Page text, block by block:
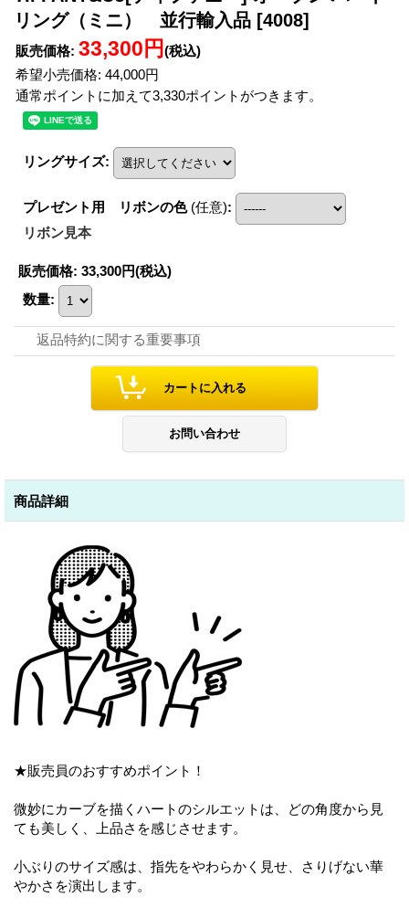
リング（ミニ） 並行輸入品 [4008]
販売価格: 33,300円 (税込)
希望小売価格: 44,000円
通常ポイントに加えて3,330ポイントがつきます。
リングサイズ:
プレゼント用 リボンの色 (任意):
リボン見本
販売価格: 33,300円(税込)
数量:
返品特約に関する重要事項
商品詳細
★販売員のおすすめポイント！
微妙にカーブを描くハートのシルエットは、どの角度から見
ても美しく、上品さを感じさせます。
小ぶりのサイズ感は、指先をやわらかく見せ、さりげない華
やかさを演出します。